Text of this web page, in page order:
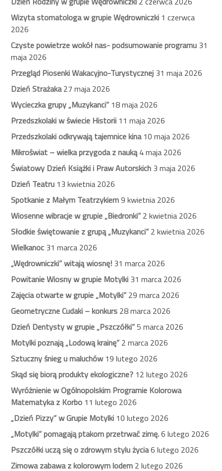
Wizyta stomatologa w grupie Wędrowniczki 1 czerwca
2026
Czyste powietrze wokół nas- podsumowanie programu 31
maja 2026
Przegląd Piosenki Wakacyjno-Turystycznej 31 maja 2026
Dzień Strażaka27 maja 2026
Wycieczka grupy „Muzykanci” 18 maja 2026
Przedszkolaki w świecie Historii 11 maja 2026
Przedszkolaki odkrywają tajemnice kina10 maja 2026
Mikroświat – wielka przygoda z nauką4 maja 2026
Światowy Dzień Książki i Praw Autorskich 3 maja 2026
Dzień Teatru 13 kwietnia 2026
Spotkanie z Małym Teatrzykiem9 kwietnia 2026
Wiosenne wibracje w grupie „Biedronki” 2 kwietnia 2026
Słodkie świętowanie z grupą „Muzykanci” 2 kwietnia 2026
Wielkanoc 31 marca 2026
„Wędrowniczki” witają wiosnę! 31 marca 2026
Powitanie Wiosny w grupie Motylki 31 marca 2026
Zajęcia otwarte w grupie „Motylki” 29 marca 2026
Geometryczne Cudaki – konkurs 28 marca 2026
Dzień Dentysty w grupie „Pszczółki”5 marca 2026
Motylki poznają „Lodową krainę” 2 marca 2026
Sztuczny śnieg u maluchów19 lutego 2026
Skąd się biorą produkty ekologiczne? 12 lutego 2026
Wyróżnienie w Ogólnopolskim Programie Kolorowa
Matematyka z Korbo 11 lutego 2026
„Dzień Pizzy” w Grupie Motylki 10 lutego 2026
„Motylki” pomagają ptakom przetrwać zimę.6 lutego 2026
Pszczółki uczą się o zdrowym stylu życia6 lutego 2026
Zimowa zabawa z kolorowym lodem 2 lutego 2026